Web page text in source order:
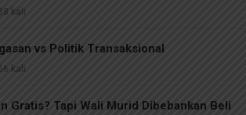
kali
vs Politik Transaksional
kali
Gratis? Tapi Wali Murid Dibebankan Beli